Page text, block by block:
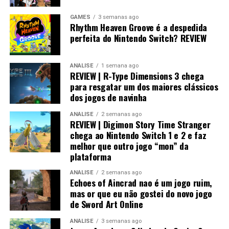
Switch 1
Visualmente, o jogo impressiona bastante.
NoNintendo Switch 2
praticamente não fica devendo em relação às versões de
PlayStation 5 e Xbox, entregando uma experiência
muito próxima dos consoles mais potentes.
GAMES 3 semanas ago
Rhythm Heaven Groove é a despedida
perfeita do Nintendo Switch? REVIEW
ANÁLISE 1 semana ago
REVIEW | R-Type Dimensions 3 chega
para resgatar um dos maiores clássicos
dos jogos de navinha
ANÁLISE 2 semanas ago
REVIEW | Digimon Story Time Stranger
chega ao Nintendo Switch 1 e 2 e faz
melhor que outro jogo “mon” da
plataforma
ANÁLISE 2 semanas ago
Echoes of Aincrad nao é um jogo ruim,
mas or que eu não gostei do novo jogo
de Sword Art Online
ANÁLISE 3 semanas ago